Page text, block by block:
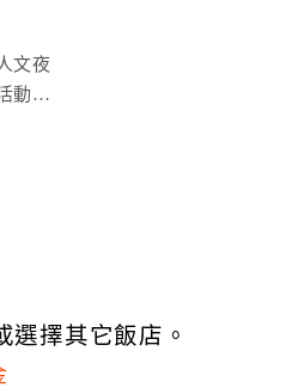
文夜
動期
選擇其它飯店。